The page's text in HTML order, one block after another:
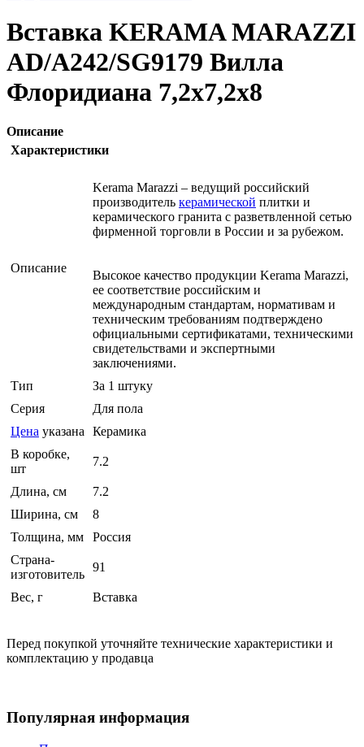
Вставка KERAMA MARAZZI
AD/A242/SG9179 Вилла
Флоридиана 7,2х7,2х8
Описание
Характеристики
Описание
Kerama Marazzi – ведущий российский
производитель керамической плитки и
керамического гранита с разветвленной сетью
фирменной торговли в России и за рубежом.
Высокое качество продукции Kerama Marazzi,
ее соответствие российским и
международным стандартам, нормативам и
техническим требованиям подтверждено
официальными сертификатами, техническими
свидетельствами и экспертными
заключениями.
Тип
За 1 штуку
Серия
Для пола
Цена указана Керамика
В коробке,
шт
7.2
Длина, см
7.2
Ширина, см
8
Толщина, мм
Россия
Страна-
изготовитель
91
Вес, г Вставка
Перед покупкой уточняйте технические характеристики и
комплектацию у продавца
Популярная информация